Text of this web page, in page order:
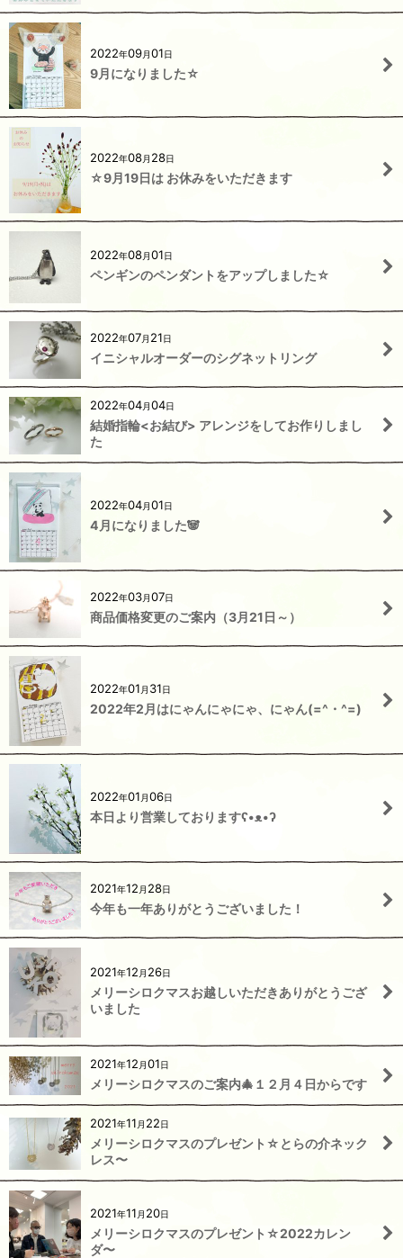
2022年09月01日
9月になりました☆
2022年08月 28日
☆9月19日は お休みをいただきます
2022年08月01日
ペンギンのペンダントをアップしました☆
2022年07月 21日
イニシャルオーダーのシグネットリング
2022年04月04日
結婚指輪<お結び> アレンジをしてお作りしまし
た
2022年04月01日
4月になりました🐼
2022年03月07日
商品価格変更のご案内（3月21日～）
2022年01 月 31日
2022年2月はにゃんにゃにゃ、にゃん(=^・^=)
2022年01 月06日
本日より営業しておりますʕ•ᴥ•ʔ
2021年12 月 28日
今年も一年ありがとうございました！
2021年12 月 26日
メリーシロクマスお越しいただきありがとうござ
いました
2021年12 月01日
メリーシロクマスのご案内🎄１２月４日からです
2021年11 月 22日
メリーシロクマスのプレゼント☆とらの介ネック
レス〜
2021年11 月 20日
メリーシロクマスのプレゼント☆2022カレン
ダ〜